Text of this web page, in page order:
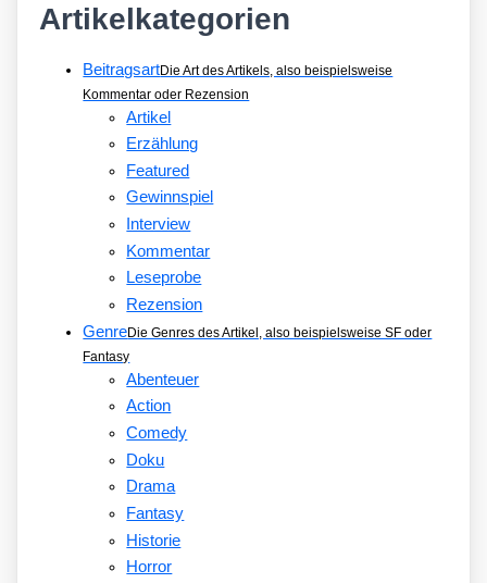
Artikelkategorien
BeitragsartDie Art des Artikels, also beispielsweise
Kommentar oder Rezension
Artikel
Erzählung
Featured
Gewinnspiel
Interview
Kommentar
Leseprobe
Rezension
GenreDie Genres des Artikel, also beispielsweise SF oder
Fantasy
Abenteuer
Action
Comedy
Doku
Drama
Fantasy
Historie
Horror